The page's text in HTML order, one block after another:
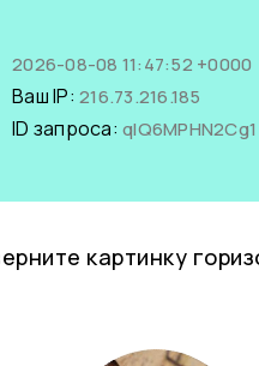
2026-08-08 11:47:52 +0000
Ваш IP: 216.73.216.185
ID запроса: qlQ6MPHN2Cg1
картинку